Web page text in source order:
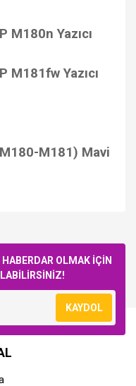
M180n Yazıcı
M181fw Yazıcı
M181) Mavi
OLMAK İÇİN
KAYDOL